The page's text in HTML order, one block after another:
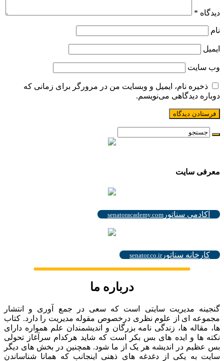
دیدگاه *
نام
ایمیل
وب‌ سایت
ذخیره نام، ایمیل و وبسایت من در مرورگر برای زمانی که
دوباره دیدگاهی می‌نویسم.
معرفی سایت
آکادمی سناتور senatoracademy.com
کارخانه سناتورsenator.co.ir
درباره ما
گنجینه مدیریت سایتی است که سعی در جمع آوری و انتشار
مجموعه ای از علوم نظری درخصوص مقوله مدیریت را دارد. کتاب
ها، مقاله ها، زندگی نامه بزرگان و اندیشمندان علم همواره دارای
نکته ها و ایده های بس بکر است که شاید هرکدام سرآغاز تحولی
بس عظیم در اندیشه هر یک از ما شود. همچنین در بخش های دیگر
سایت به یکی از دغدغه های ذهنی اینجانب که همانا شناساندن